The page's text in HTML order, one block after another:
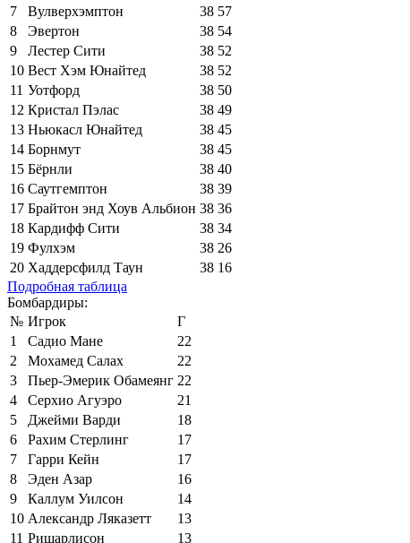
7
Вулверхэмптон 38 57
8
Эвертон 38 54
9
Лестер Сити 38 52
10 Вест Хэм Юнайтед 38 52
11 Уотфорд 38 50
12 Кристал Пэлас 38 49
13 Ньюкасл Юнайтед 38 45
14 Борнмут 38 45
15 Бёрнли 38 40
16 Саутгемптон 38 39
17 Брайтон энд Хоув Альбион 38 36
18 Кардифф Сити 38 34
19 Фулхэм 38 26
20 Хаддерсфилд Таун 38 16
Подробная таблица
Бомбардиры:
№ Игрок
Г
1
Садио Мане
22
2
Мохамед Салах
22
3
Пьер-Эмерик Обамеянг 22
4
Серхио Агуэро
21
5
Джейми Варди
18
6
Рахим Стерлинг
17
7
Гарри Кейн
17
8
Эден Азар
16
9
Каллум Уилсон
14
10 Александр Ляказетт
13
11 Ришарлисон
13